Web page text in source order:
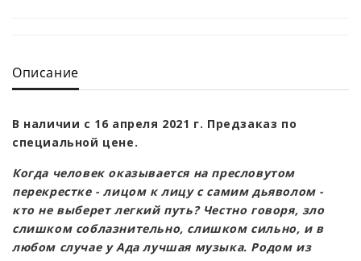
Описание
В наличии с 16 апреля 2021 г. Предзаказ по
специальной цене.
Когда человек оказывается на пресловутом
перекрестке - лицом к лицу с самим дьяволом -
кто не выберет легкий путь? Честно говоря, зло
слишком соблазнительно, слишком сильно, и в
любом случае у Ада лучшая музыка. Родом из